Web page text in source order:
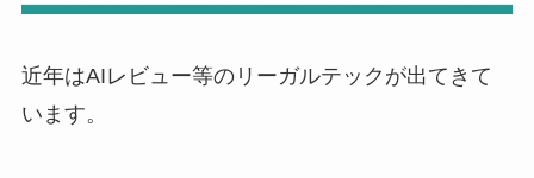
近年はAIレビュー等のリーガルテックが出てきて
います。